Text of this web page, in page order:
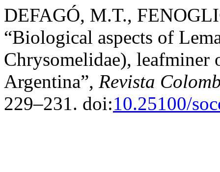
DEFAGÓ, M.T.,
“Biological aspects of
Chrysomelidae), leafminer
Argentina”, Revista
229–231. doi:10.25100/